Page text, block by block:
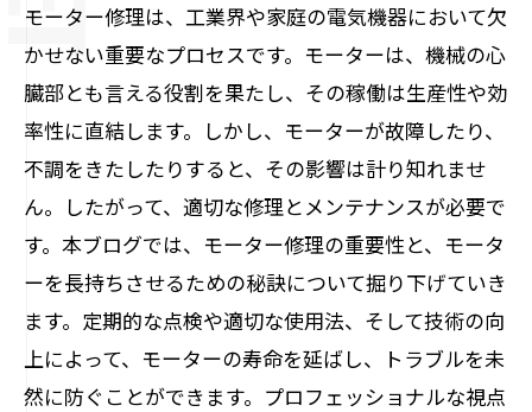
モーター修理は、工業界や家庭の電気機器において欠
かせない重要なプロセスです。モーターは、機械の心
臓部とも言える役割を果たし、その稼働は生産性や効
率性に直結します。しかし、モーターが故障したり、
不調をきたしたりすると、その影響は計り知れませ
ん。したがって、適切な修理とメンテナンスが必要で
す。本ブログでは、モーター修理の重要性と、モータ
ーを長持ちさせるための秘訣について掘り下げていき
ます。定期的な点検や適切な使用法、そして技術の向
上によって、モーターの寿命を延ばし、トラブルを未
然に防ぐことができます。プロフェッショナルな視点